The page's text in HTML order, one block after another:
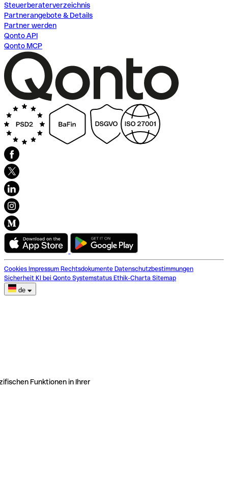
Steuerberaterverzeichnis
Partnerangebote & Details
Partner werden
Qonto API
Qonto MCP
Cookies Impressum Rechtsdokumente Datenschutzbestimmungen
Sicherheit KI bei Qonto Systemstatus Ethik-Charta Sitemap
de
Funktionen in Ihrer